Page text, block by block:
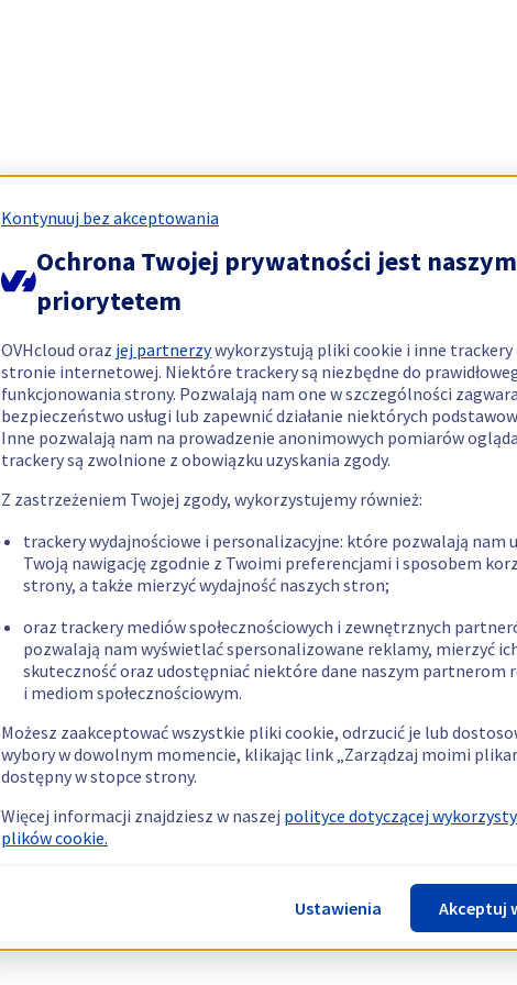
Kontynuuj bez akceptowania
Ochrona Twojej prywatności jest naszym
priorytetem
OVHcloud oraz jej partnerzywykorzystują pliki cookie i inne trackery
stronie internetowej. Niektóre trackery są niezbędne do
funkcjonowania strony. Pozwalają nam one w szczególności
bezpieczeństwo usługi lub zapewnić działanie niektórych
Inne pozwalają nam na prowadzenie anonimowych pomiarów
trackery są zwolnione z obowiązku uzyskania zgody.
Z zastrzeżeniem Twojej zgody, wykorzystujemy również:
trackery wydajnościowe i personalizacyjne: które pozwalają nam
Twoją nawigację zgodnie z Twoimi preferencjami i sposobem
strony, a także mierzyć wydajność naszych stron;
oraz trackery mediów społecznościowych i zewnętrznych
pozwalają nam wyświetlać spersonalizowane reklamy, mierzyć
skuteczność oraz udostępniać niektóre dane naszym partnerom
i mediom społecznościowym.
Możesz zaakceptować wszystkie pliki cookie, odrzucić je lub
wybory w dowolnym momencie, klikając link „Zarządzaj moimi
dostępny w stopce strony.
Więcej informacji znajdziesz w naszej polityce dotyczącej
plików cookie.
Ustawienia Akceptuj